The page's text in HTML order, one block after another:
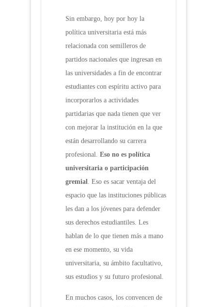
Sin embargo, hoy por hoy la
política universitaria está más
relacionada con semilleros de
partidos nacionales que ingresan en
las universidades a fin de encontrar
estudiantes con espíritu activo para
incorporarlos a actividades
partidarias que nada tienen que ver
con mejorar la institución en la que
están desarrollando su carrera
profesional. Eso no es política
universitaria o participación
gremial. Eso es sacar ventaja del
espacio que las instituciones públicas
les dan a los jóvenes para defender
sus derechos estudiantiles. Les
hablan de lo que tienen más a mano
en ese momento, su vida
universitaria, su ámbito facultativo,
sus estudios y su futuro profesional.
En muchos casos, los convencen de